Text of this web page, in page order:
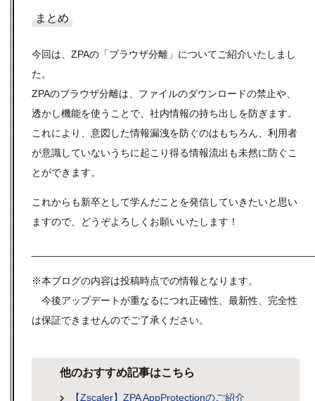
まとめ
今回は、ZPAの「ブラウザ分離」についてご紹介いたしまし
た。
ZPAのブラウザ分離は、ファイルのダウンロードの禁止や、
透かし機能を使うことで、社内情報の持ち出しを防ぎます。
これにより、意図した情報漏洩を防ぐのはもちろん、利用者
が意識していないうちに起こり得る情報流出も未然に防ぐこ
とができます。
これからも新卒として学んだことを発信していきたいと思い
ますので、どうぞよろしくお願いいたします！
※本ブログの内容は投稿時点での情報となります。
今後アップデートが重なるにつれ正確性、最新性、完全性
は保証できませんのでご了承ください。
他のおすすめ記事はこちら
【Zscaler】ZPA AppProtectionのご紹介